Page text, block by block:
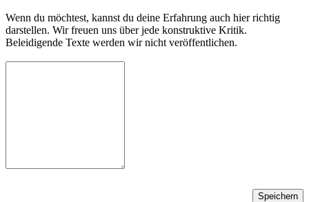
Wenn du möchtest, kannst du deine Erfahrung auch hier richtig
darstellen. Wir freuen uns über jede konstruktive Kritik.
Beleidigende Texte werden wir nicht veröffentlichen.
Speichern